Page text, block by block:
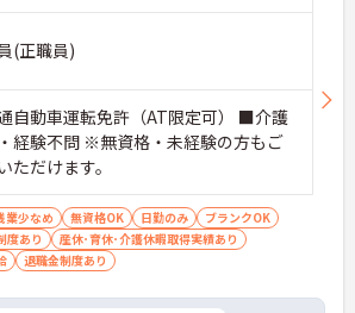
(正職員)
自動車運転免許（AT限定可） ■介護
経験不問 ※無資格・未経験の方もご
ただけます。
業少なめ 無資格OK 日勤のみ
ブランクOK
度あり
産休･育休･介護休暇取得実績あり
退職金制度あり